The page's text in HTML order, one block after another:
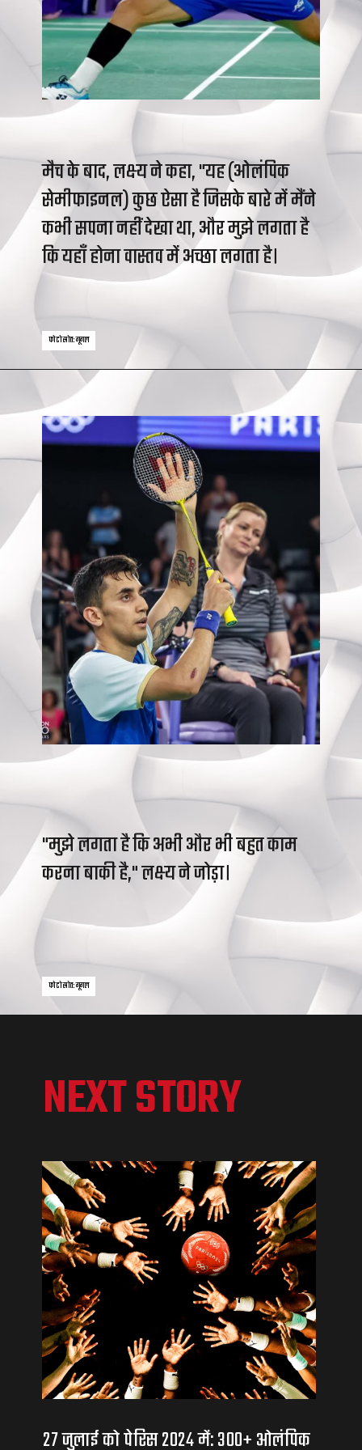
मैच के बाद, लक्ष्य ने कहा, "यह (ओलंपिक
सेमीफाइनल) कुछ ऐसा है जिसके बारे में मैंने
कभी सपना नहीं देखा था, और मुझे लगता है
कि यहाँ होना वास्तव में अच्छा लगता है।
फोटो स्रोत: गूगल
फोटो स्रोत: गूगल
"मुझे लगता है कि अभी और भी बहुत काम
करना बाकी है," लक्ष्य ने जोड़ा।
फोटो स्रोत: गूगल
फोटो स्रोत: गूगल
NEXT STORY
27 जुलाई को पेरिस 2024 में: 300+ ओलंपिक